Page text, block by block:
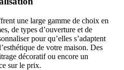
une large gamme de choix en
de types d’ouverture et de
pour qu’elles s’adaptent
de votre maison. Des
décoratif ou encore un
sur le prix.